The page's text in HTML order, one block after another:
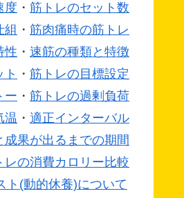
度 ・ 筋トレのセット数
組 ・ 筋肉痛時の筋トレ
性 ・ 速筋の種類と特徴
ト ・ 筋トレの目標設定
ー ・ 筋トレの過剰負荷
温 ・ 適正インターバル
成果が出るまでの期間
レの消費カロリー比較
ト(動的休養)について